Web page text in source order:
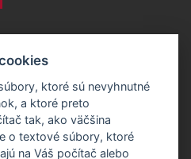
dolina 480/6, 821 08
ktoré sú nevyhnutné
a ktoré preto
tak, ako väčšina
o textové súbory, ktoré
na Váš počítač alebo